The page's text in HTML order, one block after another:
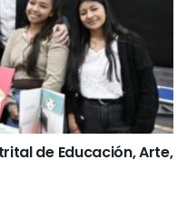
de Educación, Arte,